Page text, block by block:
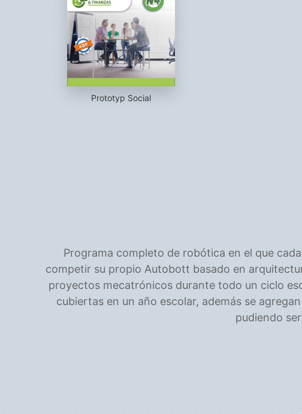
Prototyp Social
Programa completo de robótica en el que
competir su propio Autobott basado en
proyectos mecatrónicos durante todo un ciclo
cubiertas en un año escolar, además se
pudiendo